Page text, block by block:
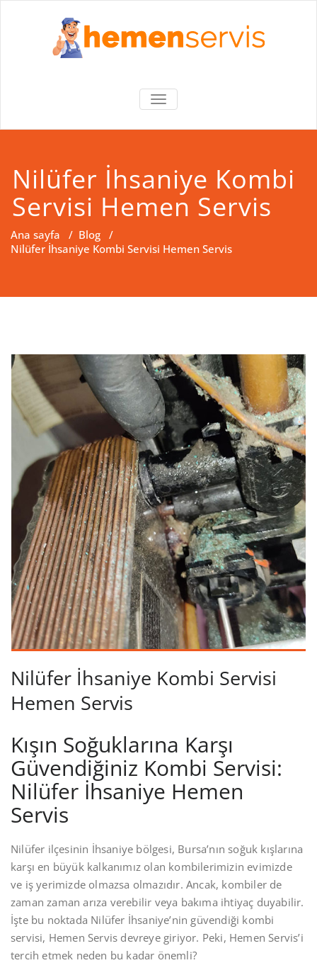
Hemen Servis
Bursa – Kombi Şofben Özel
MENÜYÜ
AÇ/KAPA
Nilüfer İhsaniye Kombi
Servisi Hemen Servis
Ana sayfa / Blog /
Nilüfer İhsaniye Kombi Servisi Hemen Servis
Nilüfer İhsaniye Kombi Servisi
Hemen Servis
Kışın Soğuklarına Karşı
Güvendiğiniz Kombi Servisi:
Nilüfer İhsaniye Hemen
Servis
Nilüfer ilçesinin İhsaniye bölgesi, Bursa’nın soğuk kışlarına
karşı en büyük kalkanımız olan kombilerimizin evimizde
ve iş yerimizde olmazsa olmazıdır. Ancak, kombiler de
zaman zaman arıza verebilir veya bakıma ihtiyaç duyabilir.
İşte bu noktada Nilüfer İhsaniye’nin güvendiği kombi
servisi, Hemen Servis devreye giriyor. Peki, Hemen Servis’i
tercih etmek neden bu kadar önemli?